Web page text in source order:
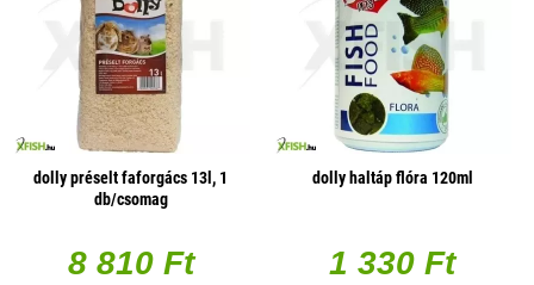
dolly préselt faforgács 13l, 1
db/csomag
8 810 Ft
dolly haltáp flóra 120ml
1 330 Ft